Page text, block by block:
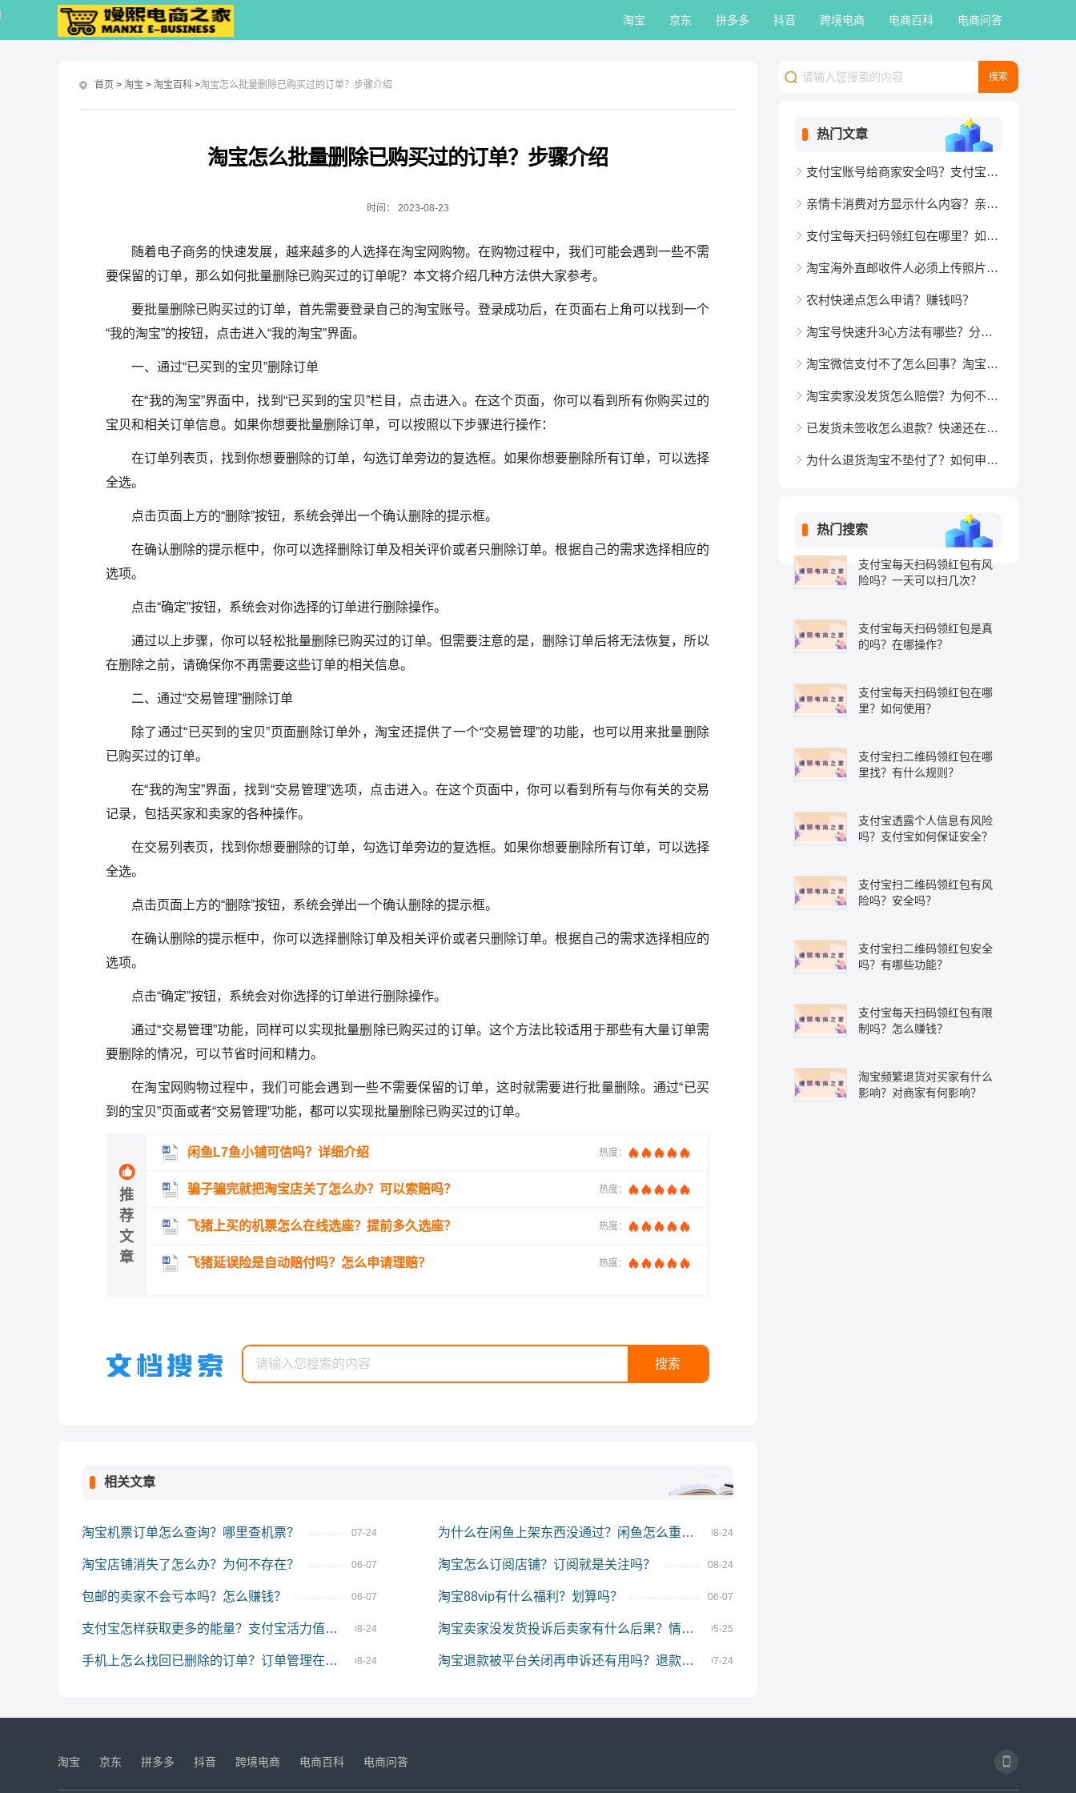
淘宝 京东 拼多多 抖音 跨境电商 电商百科 电商问答
首页 > 淘宝 > 淘宝百科 >淘宝怎么批量删除已购买过的订单？步骤介绍
淘宝怎么批量删除已购买过的订单？步骤介绍
时间： 2023-08-23
随着电子商务的快速发展，越来越多的人选择在淘宝网购物。在购物过程中，我们可能会遇到一些不需
要保留的订单，那么如何批量删除已购买过的订单呢？本文将介绍几种方法供大家参考。
要批量删除已购买过的订单，首先需要登录自己的淘宝账号。登录成功后，在页面右上角可以找到一个
“我的淘宝”的按钮，点击进入“我的淘宝”界面。
一、通过“已买到的宝贝”删除订单
在“我的淘宝”界面中，找到“已买到的宝贝”栏目，点击进入。在这个页面，你可以看到所有你购买过的
宝贝和相关订单信息。如果你想要批量删除订单，可以按照以下步骤进行操作：
在订单列表页，找到你想要删除的订单，勾选订单旁边的复选框。如果你想要删除所有订单，可以选择
全选。
点击页面上方的“删除”按钮，系统会弹出一个确认删除的提示框。
在确认删除的提示框中，你可以选择删除订单及相关评价或者只删除订单。根据自己的需求选择相应的
选项。
点击“确定”按钮，系统会对你选择的订单进行删除操作。
通过以上步骤，你可以轻松批量删除已购买过的订单。但需要注意的是，删除订单后将无法恢复，所以
在删除之前，请确保你不再需要这些订单的相关信息。
二、通过“交易管理”删除订单
除了通过“已买到的宝贝”页面删除订单外，淘宝还提供了一个“交易管理”的功能，也可以用来批量删除
已购买过的订单。
在“我的淘宝”界面，找到“交易管理”选项，点击进入。在这个页面中，你可以看到所有与你有关的交易
记录，包括买家和卖家的各种操作。
在交易列表页，找到你想要删除的订单，勾选订单旁边的复选框。如果你想要删除所有订单，可以选择
全选。
点击页面上方的“删除”按钮，系统会弹出一个确认删除的提示框。
在确认删除的提示框中，你可以选择删除订单及相关评价或者只删除订单。根据自己的需求选择相应的
选项。
点击“确定”按钮，系统会对你选择的订单进行删除操作。
通过“交易管理”功能，同样可以实现批量删除已购买过的订单。这个方法比较适用于那些有大量订单需
要删除的情况，可以节省时间和精力。
在淘宝网购物过程中，我们可能会遇到一些不需要保留的订单，这时就需要进行批量删除。通过“已买
到的宝贝”页面或者“交易管理”功能，都可以实现批量删除已购买过的订单。
推
荐
文
章
闲鱼L7鱼小铺可信吗？详细介绍 热度：
骗子骗完就把淘宝店关了怎么办？可以索赔吗？ 热度：
飞猪上买的机票怎么在线选座？提前多久选座？ 热度：
飞猪延误险是自动赔付吗？怎么申请理赔？ 热度：
相关文章
淘宝机票订单怎么查询？哪里查机票？ 07-24 为什么在闲鱼上架东西没通过？闲鱼怎么重新上架？ 08-24
淘宝店铺消失了怎么办？为何不存在？ 06-07 淘宝怎么订阅店铺？订阅就是关注吗？ 08-24
包邮的卖家不会亏本吗？怎么赚钱？ 06-07 淘宝88vip有什么福利？划算吗？ 06-07
支付宝怎样获取更多的能量？支付宝活力值怎么提升？ 08-24 淘宝卖家没发货投诉后卖家有什么后果？情节严重吗？ 05-25
手机上怎么找回已删除的订单？订单管理在哪里？ 08-24 淘宝退款被平台关闭再申诉还有用吗？退款关闭申诉能成功吗？ 07-24
热门文章
支付宝账号给商家安全吗？支付宝账户和账号一样吗？
亲情卡消费对方显示什么内容？亲情卡如何使用？
支付宝每天扫码领红包在哪里？如何使用？
淘宝海外直邮收件人必须上传照片吗？发货流程介绍
农村快递点怎么申请？赚钱吗？
淘宝号快速升3心方法有哪些？分为几个等级？
淘宝微信支付不了怎么回事？淘宝支付方式有哪些？
淘宝卖家没发货怎么赔偿？为何不及时发货？
已发货未签收怎么退款？快递还在半路我能申请退款吗？
为什么退货淘宝不垫付了？如何申请垫付运费？
热门搜索
支付宝每天扫码领红包有风
险吗？一天可以扫几次？
支付宝每天扫码领红包是真
的吗？在哪操作？
支付宝每天扫码领红包在哪
里？如何使用？
支付宝扫二维码领红包在哪
里找？有什么规则？
支付宝透露个人信息有风险
吗？支付宝如何保证安全？
支付宝扫二维码领红包有风
险吗？安全吗？
支付宝扫二维码领红包安全
吗？有哪些功能？
支付宝每天扫码领红包有限
制吗？怎么赚钱？
淘宝频繁退货对买家有什么
影响？对商家有何影响？
淘宝 京东 拼多多 抖音 跨境电商 电商百科 电商问答